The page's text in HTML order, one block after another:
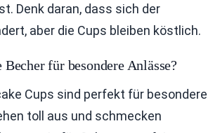
Denk daran, dass sich der
aber die Cups bleiben köstlich.
für besondere Anlässe?
Cups sind perfekt für besondere
toll aus und schmecken